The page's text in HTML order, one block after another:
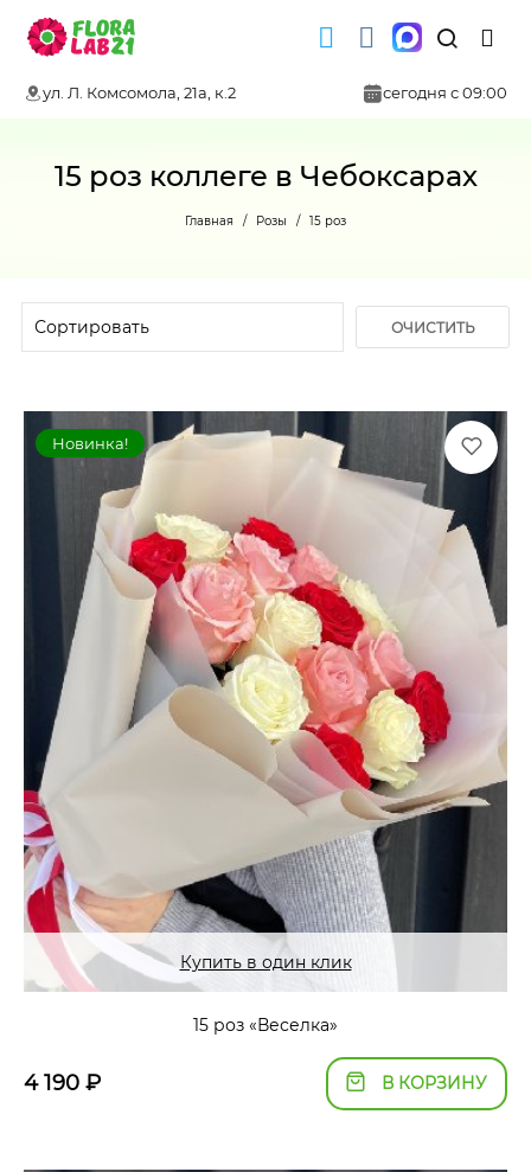
ул. Л. Комсомола, 21а, к.2 сегодня с 09:00
15 роз коллеге в Чебоксарах
Главная Розы 15 роз
ОЧИСТИТЬ
Новинка!
Купить в один клик
15 роз «Веселка»
4 190 ₽ В КОРЗИНУ